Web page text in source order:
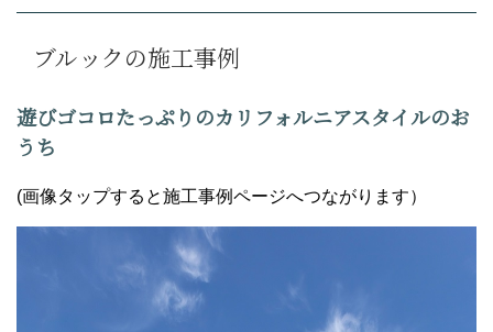
ブルックの施工事例
遊びゴコロたっぷりのカリフォルニアスタイルのお
うち
(画像タップすると施工事例ページへつながります）